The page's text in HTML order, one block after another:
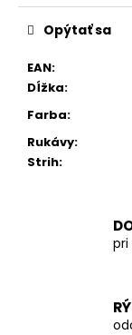
EAN:
Dĺžka:
Farba:
Rukávy:
Strih:
Opýtať sa
pri